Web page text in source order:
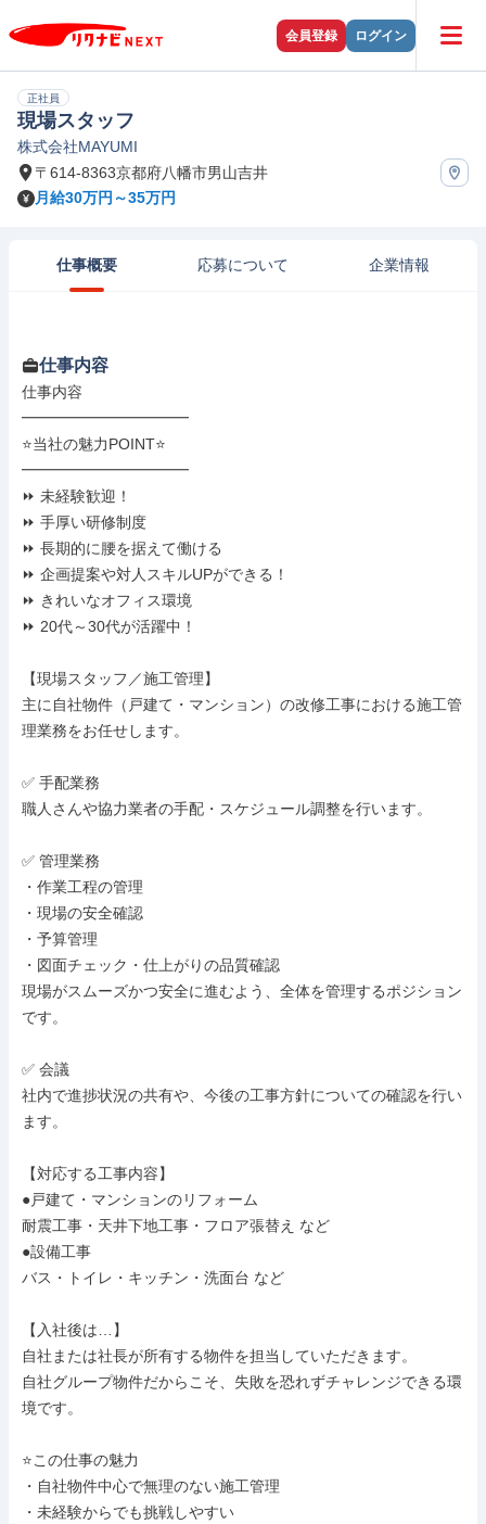
会員登録 ログイン
正社員
現場スタッフ
株式会社MAYUMI
〒614-8363京都府八幡市男山吉井
月給30万円～35万円
仕事概要 応募について 企業情報
仕事内容
仕事内容
━━━━━━━━━━━
⭐当社の魅力POINT⭐
━━━━━━━━━━━
⏩ 未経験歓迎！
⏩ 手厚い研修制度
⏩ 長期的に腰を据えて働ける
⏩ 企画提案や対人スキルUPができる！
⏩ きれいなオフィス環境
⏩ 20代～30代が活躍中！
【現場スタッフ／施工管理】
主に自社物件（戸建て・マンション）の改修工事における施工管
理業務をお任せします。
✅ 手配業務
職人さんや協力業者の手配・スケジュール調整を行います。
✅ 管理業務
・作業工程の管理
・現場の安全確認
・予算管理
・図面チェック・仕上がりの品質確認
現場がスムーズかつ安全に進むよう、全体を管理するポジション
です。
✅ 会議
社内で進捗状況の共有や、今後の工事方針についての確認を行い
ます。
【対応する工事内容】
●戸建て・マンションのリフォーム
耐震工事・天井下地工事・フロア張替え など
●設備工事
バス・トイレ・キッチン・洗面台 など
【入社後は…】
自社または社長が所有する物件を担当していただきます。
自社グループ物件だからこそ、失敗を恐れずチャレンジできる環
境です。
⭐この仕事の魅力
・自社物件中心で無理のない施工管理
・未経験からでも挑戦しやすい